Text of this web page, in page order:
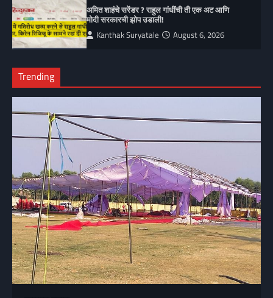
अमित शाहंचे सरेंडर ? राहुल गांधींची ती एक अट आणि
मोदी सरकारची झोप उडाली!
Kanthak Suryatale August 6, 2026
Trending